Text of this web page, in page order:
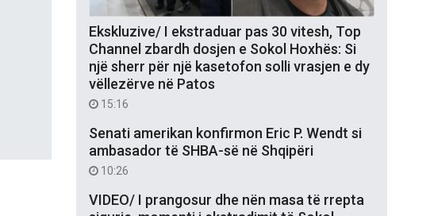
Ekskluzive/ I ekstraduar pas 30 vitesh, Top
Channel zbardh dosjen e Sokol Hoxhës: Si
një sherr për një kasetofon solli vrasjen e dy
vëllezërve në Patos
15:16
Senati amerikan konfirmon Eric P. Wendt si
ambasador të SHBA-së në Shqipëri
10:26
VIDEO/ I prangosur dhe nën masa të rrepta